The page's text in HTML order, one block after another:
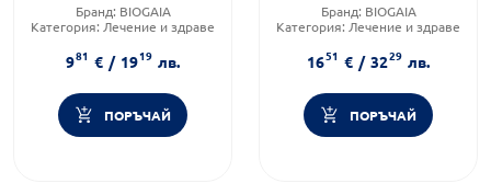
кухина х10
Бранд: BIOGAIA
Категория: Лечение и здраве
981 € / 1919 лв.
ПОРЪЧАЙ
Бранд: BIOGAIA
Категория: Лечение и здраве
1651 € / 3229 лв.
ПОРЪЧАЙ